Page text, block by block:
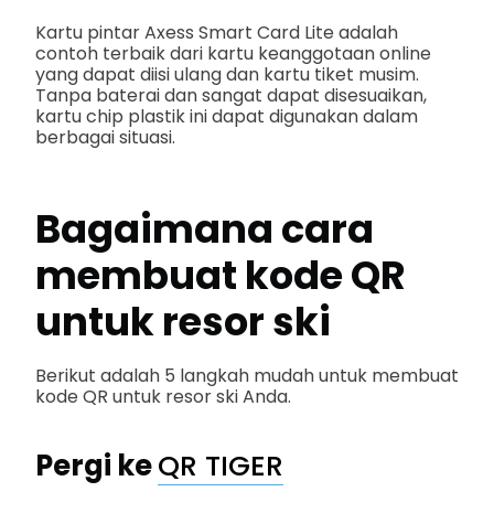
Kartu pintar Axess Smart Card Lite adalah
contoh terbaik dari kartu keanggotaan online
yang dapat diisi ulang dan kartu tiket musim.
Tanpa baterai dan sangat dapat disesuaikan,
kartu chip plastik ini dapat digunakan dalam
berbagai situasi.
Bagaimana cara
membuat kode QR
untuk resor ski
Berikut adalah 5 langkah mudah untuk membuat
kode QR untuk resor ski Anda.
Pergi keQR TIGER